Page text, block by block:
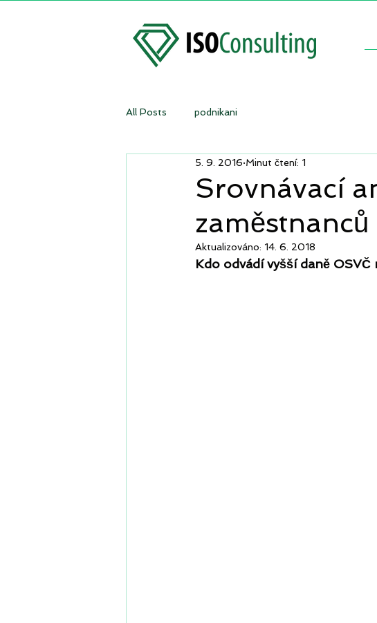
All Posts podnikani
Srovnávací
zaměstnanců
5. 9. 2016 Minut čtení: 1
Aktualizováno: 14. 6. 2018
Kdo odvádí vyšší daně